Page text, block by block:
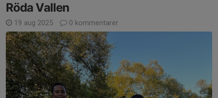
Röda Vallen
19 aug 2025 0 kommentarer